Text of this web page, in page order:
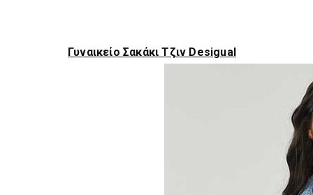
Γυναικείο Σακάκι Τζιν Desigual